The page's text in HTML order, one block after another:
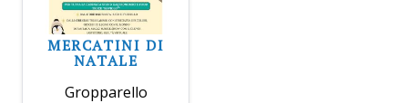
MERCATINI DI
NATALE
Gropparello